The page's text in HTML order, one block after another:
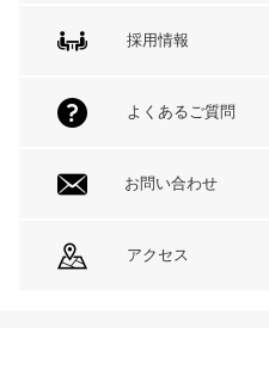
採用情報
よくあるご質問
お問い合わせ
アクセス